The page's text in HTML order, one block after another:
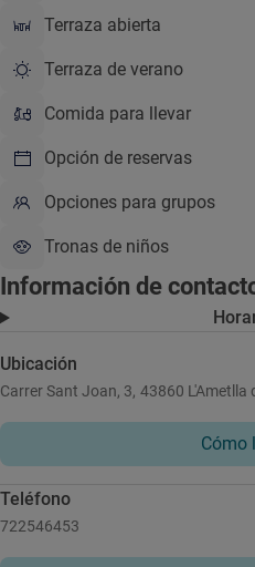
Terraza abierta
Terraza de verano
Comida para llevar
Opción de reservas
Opciones para grupos
Tronas de niños
Información de
Ubicación
Carrer Sant Joan, 3, 43860 L'Ametlla
Cómo
Teléfono
722546453